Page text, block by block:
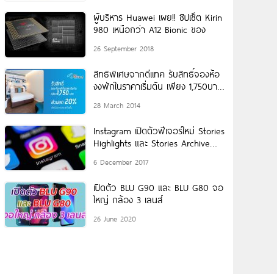
ผู้บริหาร Huawei เผย!! ชิปเซ็ต Kirin
980 เหนือกว่า A12 Bionic ของ
26 September 2018
สิทธิพิเศษจากดีเเทค รับสิทธิ์จองห้อ
งงพักในราคาเริ่มต้น เพียง 1,750บาท
28 March 2014
Instagram เปิดตัวฟีเจอร์ใหม่ Stories
Highlights และ Stories Archive
6 December 2017
เปิดตัว BLU G90 และ BLU G80 จอ
ใหญ่ กล้อง 3 เลนส์
26 June 2020